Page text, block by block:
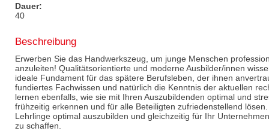
Dauer:
40
Beschreibung
Erwerben Sie das Handwerkszeug, um junge Menschen
anzuleiten! Qualitätsorientierte und moderne Ausbilder/innen
ideale Fundament für das spätere Berufsleben, der ihnen
fundiertes Fachwissen und natürlich die Kenntnis der aktuellen
lernen ebenfalls, wie sie mit Ihren Auszubildenden optimal und
frühzeitig erkennen und für alle Beteiligten zufriedenstellend
Lehrlinge optimal auszubilden und gleichzeitig für Ihr
zu schaffen.